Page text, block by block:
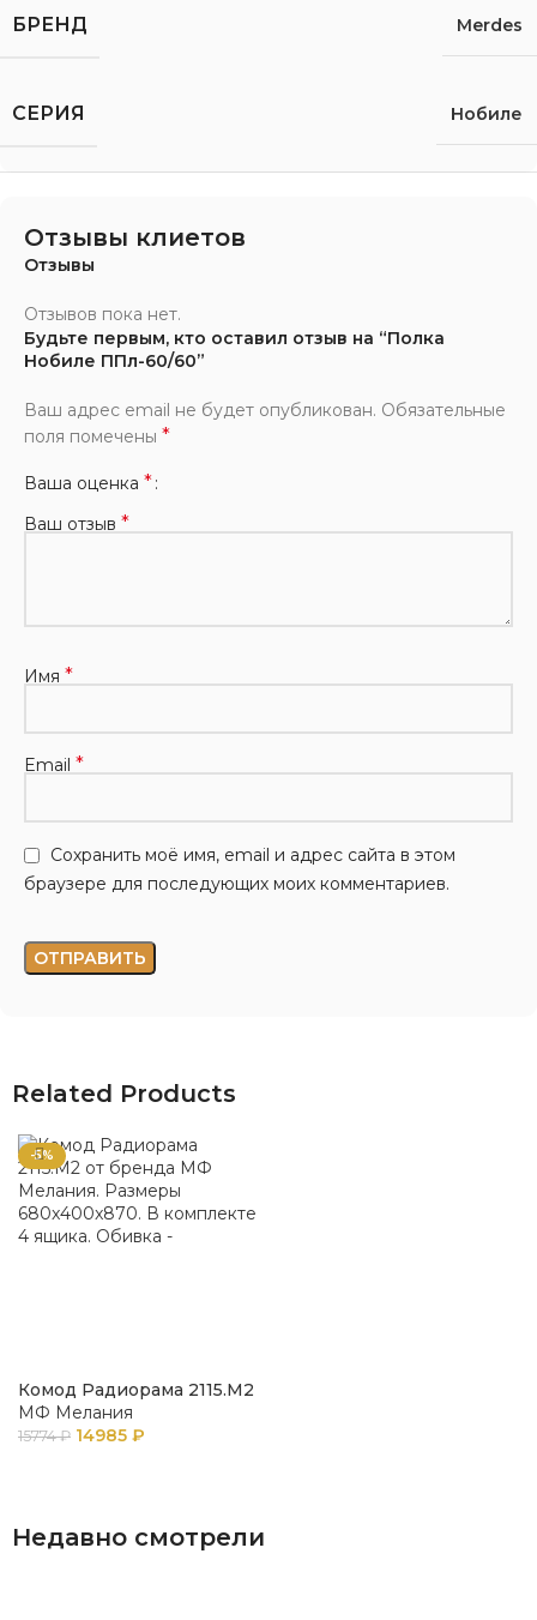
БРЕНД Merdes
СЕРИЯ Нобиле
Отзывы клиетов
Отзывы
Отзывов пока нет.
Будьте первым, кто оставил отзыв на “Полка
Нобиле ППл-60/60”
Ваш адрес email не будет опубликован. Обязательные
поля помечены *
Ваша оценка *
Ваш отзыв *
Имя *
Email *
Сохранить моё имя, email и адрес сайта в этом
браузере для последующих моих комментариев.
Related Products
-5%
Комод Радиорама 2115.М2
МФ Мелания
15774₽ 14985 ₽
Недавно смотрели